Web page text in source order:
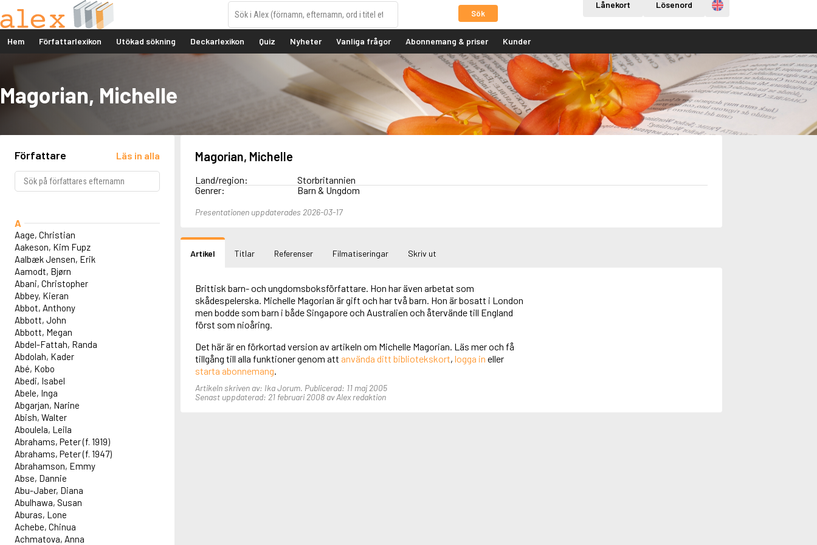
Sök
Lånekort Lösenord Engelska
Hem Författarlexikon Utökad sökning Deckarlexikon Quiz Nyheter Vanliga frågor Abonnemang & priser Kunder
Magorian, Michelle
Författare Läs in alla
A
Aage, Christian
Aakeson, Kim Fupz
Aalbæk Jensen, Erik
Aamodt, Bjørn
Abani, Christopher
Abbey, Kieran
Abbot, Anthony
Abbott, John
Abbott, Megan
Abdel-Fattah, Randa
Abdolah, Kader
Abé, Kobo
Abedi, Isabel
Abele, Inga
Abgarjan, Narine
Abish, Walter
Aboulela, Leila
Abrahams, Peter (f. 1919)
Abrahams, Peter (f. 1947)
Abrahamson, Emmy
Abse, Dannie
Abu-Jaber, Diana
Abulhawa, Susan
Aburas, Lone
Achebe, Chinua
Achmatova, Anna
Magorian, Michelle
Land/region:
Storbritannien
Genrer:
Barn & Ungdom
Presentationen uppdaterades 2026-03-17
Artikel Titlar Referenser Filmatiseringar Skriv ut
Brittisk barn- och ungdomsboksförfattare. Hon har även arbetat som
skådespelerska. Michelle Magorian är gift och har två barn. Hon är bosatt i London
men bodde som barn i både Singapore och Australien och återvände till England
först som nioåring.
Det här är en förkortad version av artikeln om Michelle Magorian. Läs mer och få
tillgång till alla funktioner genom att använda ditt bibliotekskort, logga in eller
starta abonnemang.
Artikeln skriven av: Ika Jorum. Publicerad: 11 maj 2005
Senast uppdaterad: 21 februari 2008 av Alex redaktion